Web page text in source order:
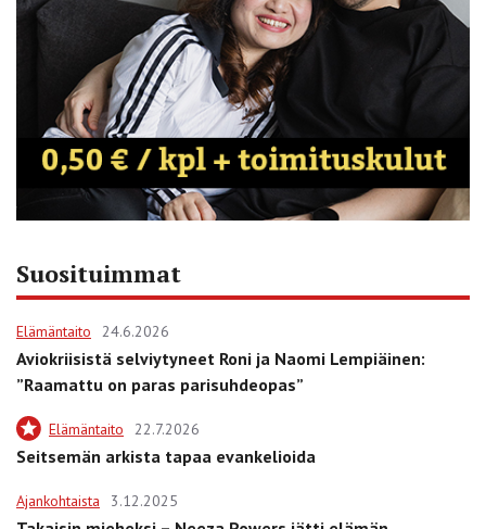
Suosituimmat
Elämäntaito 24.6.2026
Aviokriisistä selviytyneet Roni ja Naomi Lempiäinen:
”Raamattu on paras parisuhdeopas”
Elämäntaito 22.7.2026
Seitsemän arkista tapaa evankelioida
Ajankohtaista 3.12.2025